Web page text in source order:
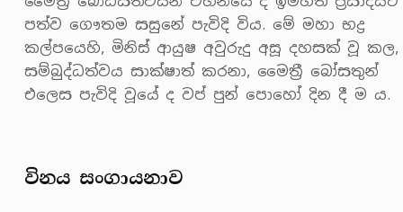
පත්ව ගෞතම සසුනේ පැවිදි විය. මේ මහා භද්‍ර
කල්පයෙහි, මිනිස් ආයුෂ අවුරුදු අසූ දහසක් වූ කල,
සම්බුද්ධත්වය සාක්ෂාත් කරනා, මෛත්‍රී බෝසතුන්
එලෙස පැවිදි වූයේ ද වප් පුන් පොහෝ දින දී ම ය.
විනය සංගායනාව